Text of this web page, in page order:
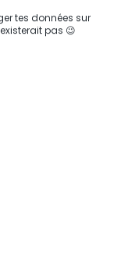
tes données sur
pas 😉